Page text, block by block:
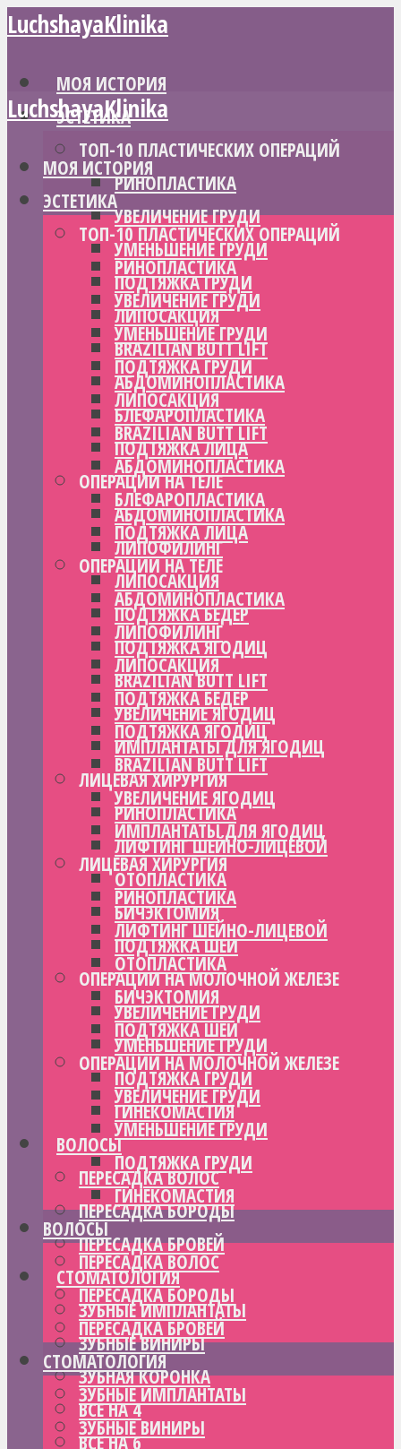
LuchshayaKlinika
МОЯ ИСТОРИЯ
ЭСТЕТИКА
ТОП-10 ПЛАСТИЧЕСКИХ ОПЕРАЦИЙ
РИНОПЛАСТИКА
УВЕЛИЧЕНИЕ ГРУДИ
УМЕНЬШЕНИЕ ГРУДИ
ПОДТЯЖКА ГРУДИ
ЛИПОСАКЦИЯ
BRAZILIAN BUTT LIFT
АБДОМИНОПЛАСТИКА
БЛЕФАРОПЛАСТИКА
ПОДТЯЖКА ЛИЦА
ОПЕРАЦИИ НА ТЕЛЕ
АБДОМИНОПЛАСТИКА
ЛИПОФИЛИНГ
ЛИПОСАКЦИЯ
ПОДТЯЖКА БЕДЕР
ПОДТЯЖКА ЯГОДИЦ
BRAZILIAN BUTT LIFT
УВЕЛИЧЕНИЕ ЯГОДИЦ
ИМПЛАНТАТЫ ДЛЯ ЯГОДИЦ
ЛИЦЕВАЯ ХИРУРГИЯ
РИНОПЛАСТИКА
ЛИФТИНГ ШЕЙНО-ЛИЦЕВОЙ
ОТОПЛАСТИКА
БИЧЭКТОМИЯ
ПОДТЯЖКА ШЕИ
ОПЕРАЦИИ НА МОЛОЧНОЙ ЖЕЛЕЗЕ
УВЕЛИЧЕНИЕ ГРУДИ
УМЕНЬШЕНИЕ ГРУДИ
ПОДТЯЖКА ГРУДИ
ГИНЕКОМАСТИЯ
ВОЛОСЫ
ПЕРЕСАДКА ВОЛОС
ПЕРЕСАДКА БОРОДЫ
ПЕРЕСАДКА БРОВЕЙ
СТОМАТОЛОГИЯ
ЗУБНЫЕ ИМПЛАНТАТЫ
ЗУБНЫЕ ВИНИРЫ
ЗУБНАЯ КОРОНКА
ВСЕ НА 4
ВСЕ НА 6
LuchshayaKlinika
МОЯ ИСТОРИЯ
ЭСТЕТИКА
ТОП-10 ПЛАСТИЧЕСКИХ ОПЕРАЦИЙ
РИНОПЛАСТИКА
УВЕЛИЧЕНИЕ ГРУДИ
УМЕНЬШЕНИЕ ГРУДИ
ПОДТЯЖКА ГРУДИ
ЛИПОСАКЦИЯ
BRAZILIAN BUTT LIFT
АБДОМИНОПЛАСТИКА
БЛЕФАРОПЛАСТИКА
ПОДТЯЖКА ЛИЦА
ОПЕРАЦИИ НА ТЕЛЕ
АБДОМИНОПЛАСТИКА
ЛИПОФИЛИНГ
ЛИПОСАКЦИЯ
ПОДТЯЖКА БЕДЕР
ПОДТЯЖКА ЯГОДИЦ
BRAZILIAN BUTT LIFT
УВЕЛИЧЕНИЕ ЯГОДИЦ
ИМПЛАНТАТЫ ДЛЯ ЯГОДИЦ
ЛИЦЕВАЯ ХИРУРГИЯ
РИНОПЛАСТИКА
ЛИФТИНГ ШЕЙНО-ЛИЦЕВОЙ
ОТОПЛАСТИКА
БИЧЭКТОМИЯ
ПОДТЯЖКА ШЕИ
ОПЕРАЦИИ НА МОЛОЧНОЙ ЖЕЛЕЗЕ
УВЕЛИЧЕНИЕ ГРУДИ
УМЕНЬШЕНИЕ ГРУДИ
ПОДТЯЖКА ГРУДИ
ГИНЕКОМАСТИЯ
ВОЛОСЫ
ПЕРЕСАДКА ВОЛОС
ПЕРЕСАДКА БОРОДЫ
ПЕРЕСАДКА БРОВЕЙ
СТОМАТОЛОГИЯ
ЗУБНЫЕ ИМПЛАНТАТЫ
ЗУБНЫЕ ВИНИРЫ